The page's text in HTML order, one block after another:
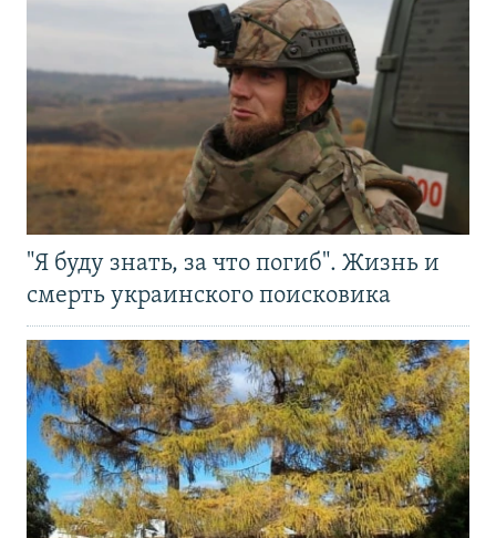
"Я буду знать, за что погиб". Жизнь и
смерть украинского поисковика